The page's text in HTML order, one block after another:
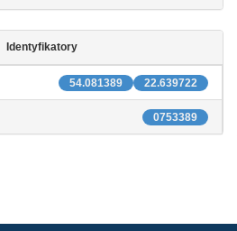
Identyfikatory
22.639722
54.081389
0753389